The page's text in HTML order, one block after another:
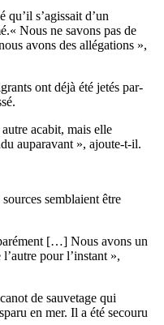
s’agissait d’un
Nous ne savons pas de
avons des allégations »,
ont déjà été jetés par-
acabit, mais elle
auparavant », ajoute-t-il.
semblaient être
[…] Nous avons un
pour l’instant »,
de sauvetage qui
en mer. Il a été secouru